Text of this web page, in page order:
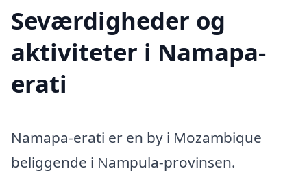
Seværdigheder og
aktiviteter i Namapa-
erati
Namapa-erati er en by i Mozambique
beliggende i Nampula-provinsen.